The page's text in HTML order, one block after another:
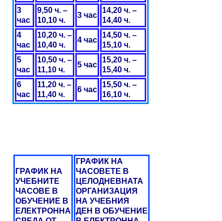
3
час
9,50 ч. –
10,10 ч.
3 час
14,20 ч. –
14,40 ч.
4
час
10,20 ч. –
10,40 ч.
4 час
14,50 ч. –
15,10 ч.
5
час
10,50 ч. –
11,10 ч.
5 час
15,20 ч. –
15,40 ч.
6
час
11,20 ч. –
11,40 ч.
6 час
15,50 ч. –
16,10 ч.
ГРАФИК НА
УЧЕБНИТЕ
ЧАСОВЕ В
ОБУЧЕНИЕ В
ЕЛЕКТРОННА
ГРАФИК НА
ЧАСОВЕТЕ В
ЦЕЛОДНЕВНАТА
ОРГАНИЗАЦИЯ
НА УЧЕБНИЯ
ДЕН В ОБУЧЕНИЕ